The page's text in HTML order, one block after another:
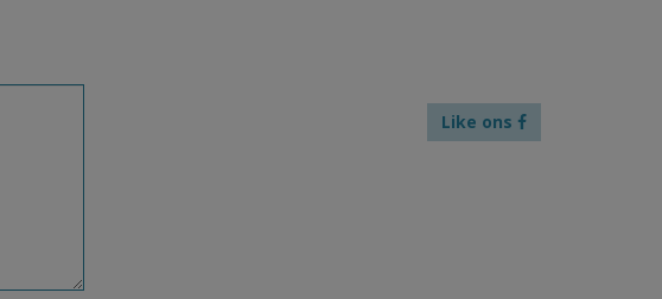
Like ons